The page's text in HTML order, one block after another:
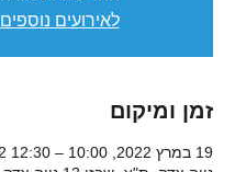
לאירועים נוספים
זמן ומיקום
19 במרץ 2022, 10:00 – 12:30 GMT‎+2‎